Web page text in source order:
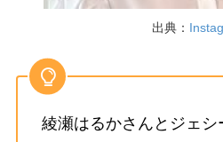
出典：
綾瀬はるかさんとジェシ